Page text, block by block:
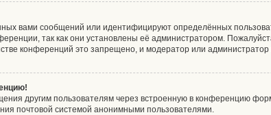
вами сообщений или идентифицируют определённых
так как они установлены её администратором.
конференций это запрещено, и модератор или
другим пользователям через встроенную в конференцию
почтовой системой анонимными пользователями.